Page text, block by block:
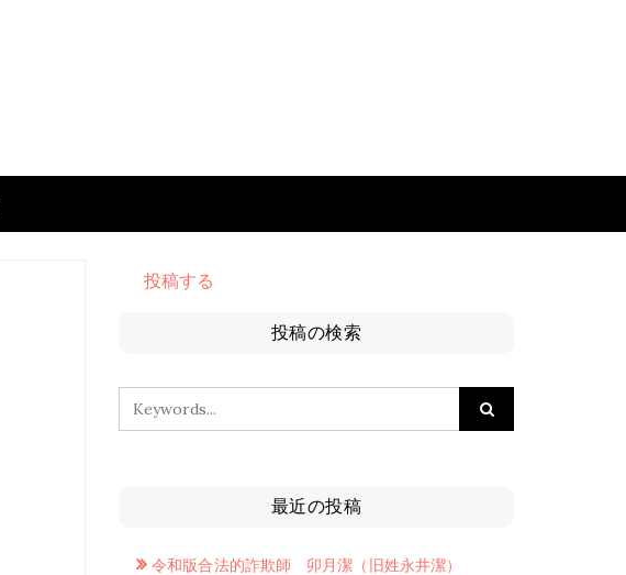
投稿する
投稿の検索
最近の投稿
令和版合法的詐欺師 卯月潔（旧姓永井潔）